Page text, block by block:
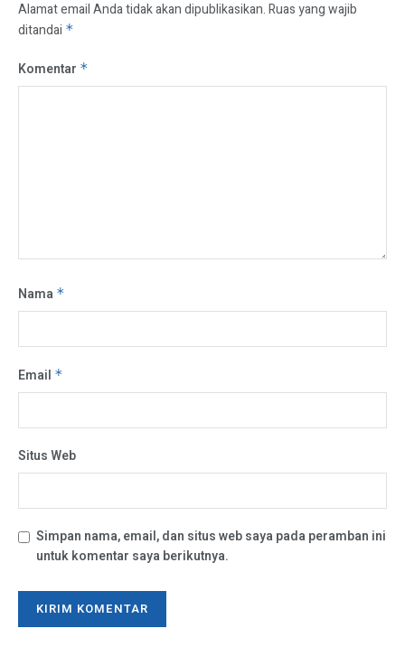
Alamat email Anda tidak akan dipublikasikan.Ruas yang wajib
ditandai *
Komentar *
Nama *
Email *
Situs Web
Simpan nama, email, dan situs web saya pada peramban ini
untuk komentar saya berikutnya.